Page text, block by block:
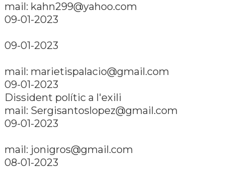
mail: kahn299@yahoo.com
09-01-2023
09-01-2023
mail: marietispalacio@gmail.com
09-01-2023
Dissident polí­tic a l'exili
mail: Sergisantoslopez@gmail.com
09-01-2023
mail: jonigros@gmail.com
08-01-2023